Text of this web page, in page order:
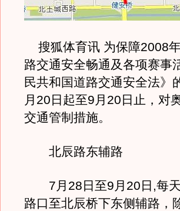
搜狐体育讯 为保障2008
路交通安全畅通及各项赛事
民共和国道路交通安全法》
月20日起至9月20日止，对
交通管制措施。
北辰路东辅路
7月28日至9月20日,每天
路口至北辰桥下东侧辅路，